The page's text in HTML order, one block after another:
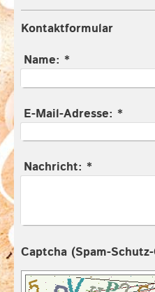
Kontaktformular
Name: *
E-Mail-Adresse: *
Nachricht: *